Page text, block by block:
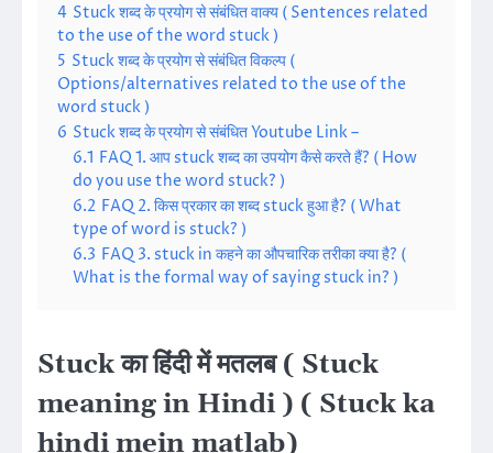
4 Stuck शब्द के प्रयोग से संबंधित वाक्य ( Sentences related
to the use of the word stuck )
5 Stuck शब्द के प्रयोग से संबंधित विकल्प (
Options/alternatives related to the use of the
word stuck )
6 Stuck शब्द के प्रयोग से संबंधित Youtube Link –
6.1 FAQ 1. आप stuck शब्द का उपयोग कैसे करते हैं? ( How
do you use the word stuck? )
6.2 FAQ 2. किस प्रकार का शब्द stuck हुआ है? ( What
type of word is stuck? )
6.3 FAQ 3. stuck in कहने का औपचारिक तरीका क्या है? (
What is the formal way of saying stuck in? )
Stuck का हिंदी में मतलब ( Stuck
meaning in Hindi ) ( Stuck ka
hindi mein matlab)